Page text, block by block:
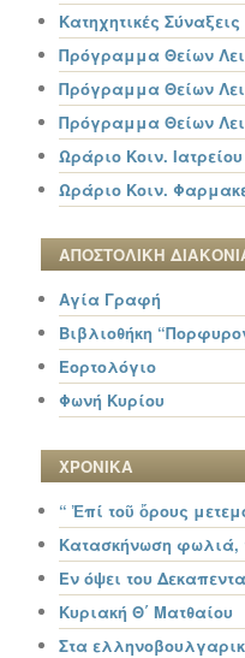
Κατηχητικές
Πρόγραμμα Θείων
Πρόγραμμα Θείων
Πρόγραμμα Θείων
Ωράριο Κοιν.
Ωράριο Κοιν.
ΑΠΟΣΤΟΛΙΚΗ
Αγία Γραφή
Βιβλιοθήκη
Εορτολόγιο
Φωνή Κυρίου
ΧΡΟΝΙΚΑ
“ Ἐπί τοῦ ὄρους
Κατασκήνωση φωλιά,
Εν όψει του
Κυριακή Θ΄ Ματθαίου
Στα